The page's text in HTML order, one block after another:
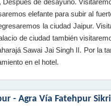
Después de desayuno.
elefante para subir al
la ciudad Jaipur.
de ciudad también
Sawai Jai Singh II. Por la
en el hotel.
- Agra Vía Fatehpur Sikri